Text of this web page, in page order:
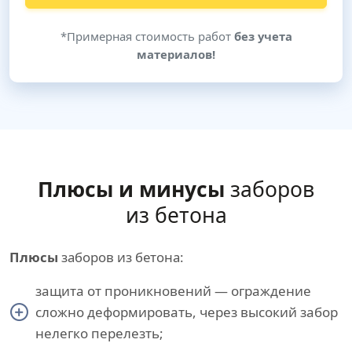
*Примерная стоимость работ без учета
материалов!
Плюсы и минусы заборов
из бетона
Плюсы заборов из бетона:
защита от проникновений — ограждение
сложно деформировать, через высокий забор
нелегко перелезть;